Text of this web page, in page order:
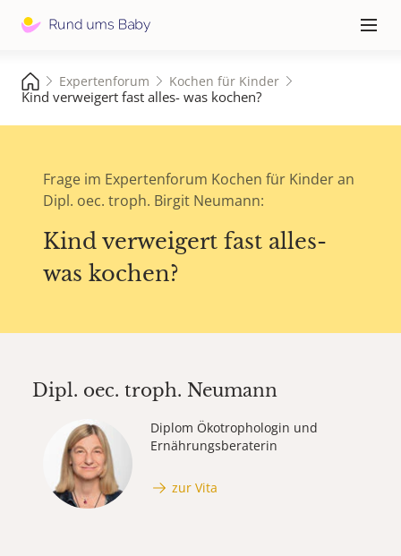
≡
Expertenforum Kochen für Kinder
Kind verweigert fast alles- was kochen?
Frage im Expertenforum Kochen für Kinder an
Dipl. oec. troph. Birgit Neumann:
Kind verweigert fast alles-
was kochen?
Dipl. oec. troph. Neumann
Diplom Ökotrophologin und
Ernährungsberaterin
zur Vita